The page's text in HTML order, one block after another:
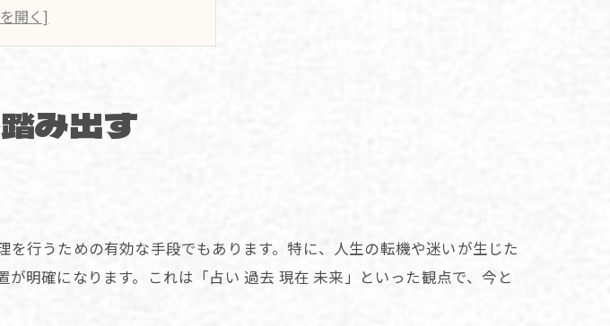
の自分を知る意義
来事と人生の転機
つける方法とは
ス時期を見極める方法
未来への占い活用術
を広げる思考法
み出す
行うための有効な手段でもあります。特に、人生の転機や迷いが生じた
明確になります。これは「占い 過去 現在 未来」といった観点で、今と